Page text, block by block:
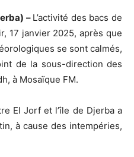
– L’activité des bacs de
17 janvier 2025, après que
se sont calmés,
de la sous-direction des
à Mosaïque FM.
El Jorf et l’île de Djerba a
à cause des intempéries,